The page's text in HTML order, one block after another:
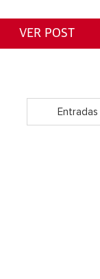
VER POST